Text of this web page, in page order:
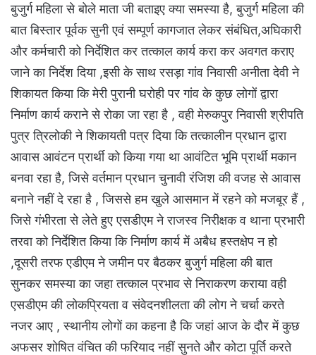
बुजुर्ग महिला से बोले माता जी बताइए क्या समस्या है, बुजुर्ग महिला की
बात बिस्तार पूर्वक सुनी एवं सम्पूर्ण कागजात लेकर संबंधित,अघिकारी
और कर्मचारी को निर्देशित कर तत्काल कार्य करा कर अवगत कराए
जाने का निर्देश दिया ,इसी के साथ रसड़ा गांव निवासी अनीता देवी ने
शिकायत किया कि मेरी पुरानी घरोही पर गांव के कुछ लोगों द्वारा
निर्माण कार्य कराने से रोका जा रहा है , वही मेरुकपुर निवासी श्रीपति
पुत्र त्रिलोकी ने शिकायती पत्र दिया कि तत्कालीन प्रधान द्वारा
आवास आवंटन प्रार्थी को किया गया था आवंटित भूमि प्रार्थी मकान
बनवा रहा है, जिसे वर्तमान प्रधान चुनावी रंजिश की वजह से आवास
बनाने नहीं दे रहा है , जिससे हम खुले आसमान में रहने को मजबूर हैं ,
जिसे गंभीरता से लेते हुए एसडीएम ने राजस्व निरीक्षक व थाना प्रभारी
तरवा को निर्देशित किया कि निर्माण कार्य में अबैध हस्तक्षेप न हो
,दूसरी तरफ एडीएम ने जमीन पर बैठकर बुजुर्ग महिला की बात
सुनकर समस्या का जहा तत्काल प्रभाव से निराकरण कराया वही
एसडीएम की लोकप्रियता व संवेदनशीलता की लोग ने चर्चा करते
नजर आए , स्थानीय लोगों का कहना है कि जहां आज के दौर में कुछ
अफसर शोषित वंचित की फरियाद नहीं सुनते और कोटा पूर्ति करते